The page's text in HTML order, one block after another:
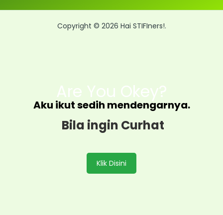
Copyright © 2026 Hai STIFIners!.
Are You Okey?
Aku ikut sedih mendengarnya.
Bila ingin Curhat
Klik Disini